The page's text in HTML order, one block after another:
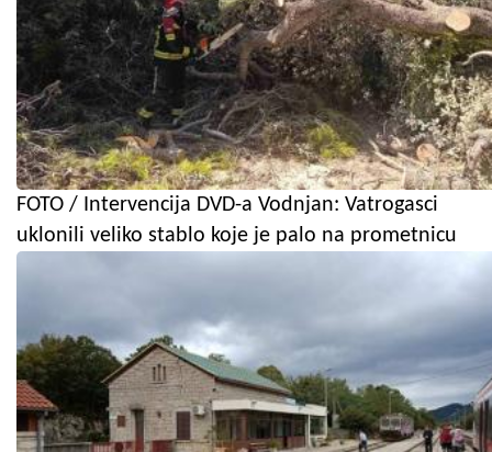
FOTO / Intervencija DVD-a Vodnjan: Vatrogasci
uklonili veliko stablo koje je palo na prometnicu